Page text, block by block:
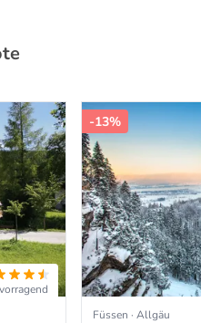
-13%
Füssen · Allgäu